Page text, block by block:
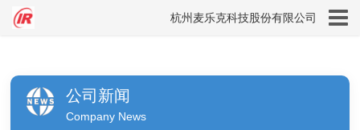
杭州麦乐克科技股份有限公司
公司新闻
Company News